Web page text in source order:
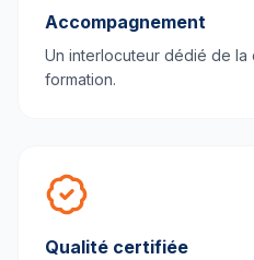
Accompagnement
Un interlocuteur dédié de la
formation.
Qualité certifiée